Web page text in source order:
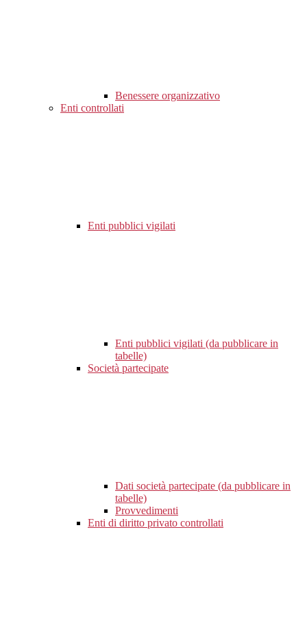
Benessere organizzativo
Enti controllati
Enti pubblici vigilati
Enti pubblici vigilati (da pubblicare in
tabelle)
Società partecipate
Dati società partecipate (da pubblicare in
tabelle)
Provvedimenti
Enti di diritto privato controllati